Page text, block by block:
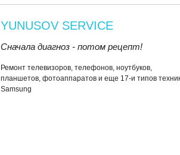
YUNUSOV SERVICE
Сначала диагноз - потом рецепт!
Ремонт телевизоров, телефонов, ноутбуков,
планшетов, фотоаппаратов и еще 17-и типов
Samsung